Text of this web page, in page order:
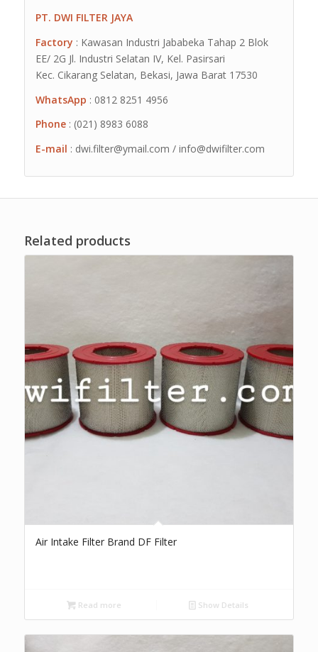
PT. DWI FILTER JAYA
Factory : Kawasan Industri Jababeka Tahap 2 Blok
EE/ 2G Jl. Industri Selatan IV, Kel. Pasirsari
Kec. Cikarang Selatan, Bekasi, Jawa Barat 17530
WhatsApp : 0812 8251 4956
Phone: (021) 8983 6088
E-mail : dwi.filter@ymail.com / info@dwifilter.com
Related products
Air Intake Filter Brand DF Filter
Read more Show Details